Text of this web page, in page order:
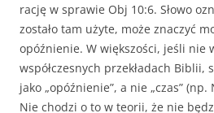
rację w sprawie Obj 10:6. Słowo
zostało tam użyte, może znaczyć
opóźnienie. W większości, jeśli nie
współczesnych przekładach Biblii,
jako „opóźnienie”, a nie „czas” (np.
Nie chodzi o to w teorii, że nie